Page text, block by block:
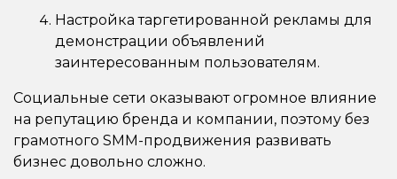
Настройка таргетированной рекламы для
демонстрации объявлений
заинтересованным пользователям.
Социальные сети оказывают огромное влияние
на репутацию бренда и компании, поэтому без
грамотного SMM-продвижения развивать
бизнес довольно сложно.